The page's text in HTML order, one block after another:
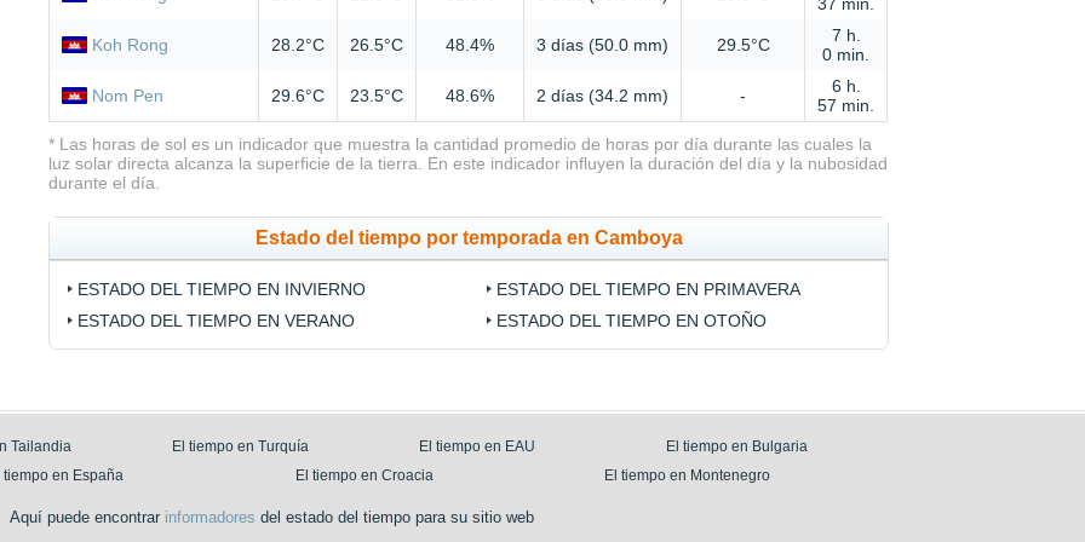
37 min.
Koh Rong 28.2°C 26.5°C 48.4% 3 días (50.0 mm) 29.5°C
7 h.
0 min.
Nom Pen 29.6°C 23.5°C 48.6% 2 días (34.2 mm) -
6 h.
57 min.
* Las horas de sol es un indicador que muestra la cantidad promedio de horas por día durante las cuales la
luz solar directa alcanza la superficie de la tierra. En este indicador influyen la duración del día y la nubosidad
durante el día.
Estado del tiempo por temporada en Camboya
ESTADO DEL TIEMPO EN INVIERNO
ESTADO DEL TIEMPO EN PRIMAVERA
ESTADO DEL TIEMPO EN VERANO
ESTADO DEL TIEMPO EN OTOÑO
Tailandia El tiempo en Turquía El tiempo en EAU
El tiempo en Bulgaria
tiempo en España El tiempo en Croacia El tiempo en Montenegro
Aquí puede encontrar informadores del estado del tiempo para su sitio web